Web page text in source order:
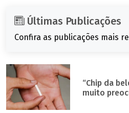
Últimas Publicações
Confira as publicações mais
“Chip da
muito